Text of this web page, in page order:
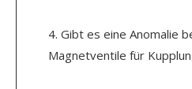
4. Gibt es eine Anomalie
Magnetventile für